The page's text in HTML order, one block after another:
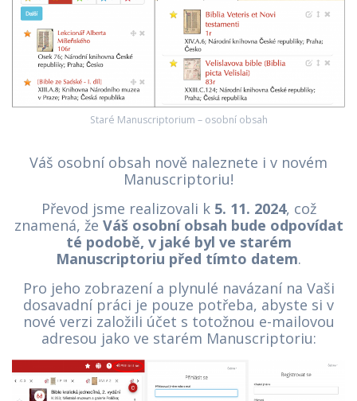
Staré Manuscriptorium – osobní obsah
Váš osobní obsah nově naleznete i v novém
Manuscriptoriu!
Převod jsme realizovali k 5. 11. 2024, což
znamená, že Váš osobní obsah bude odpovídat
té podobě, v jaké byl ve starém
Manuscriptoriu před tímto datem.
Pro jeho zobrazení a plynulé navázaní na Vaši
dosavadní práci je pouze potřeba, abyste si v
nové verzi založili účet s totožnou e-mailovou
adresou jako ve starém Manuscriptoriu: